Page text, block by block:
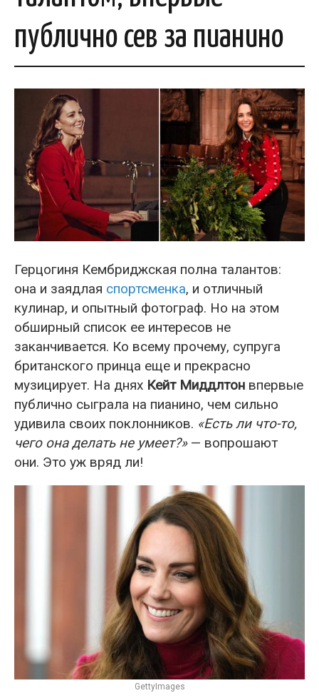
публично сев за пианино
Герцогиня Кембриджская полна талантов:
она и заядлая спортсменка, и отличный
кулинар, и опытный фотограф. Но на этом
обширный список ее интересов не
заканчивается. Ко всему прочему, супруга
британского принца еще и прекрасно
музицирует. На днях Кейт Миддлтон впервые
публично сыграла на пианино, чем сильно
удивила своих поклонников. «Есть ли что-то,
чего она делать не умеет?»— вопрошают
они. Это уж вряд ли!
GettyImages